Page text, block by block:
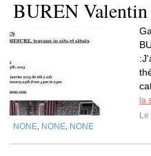
BUREN
la
NONE NONE NONE